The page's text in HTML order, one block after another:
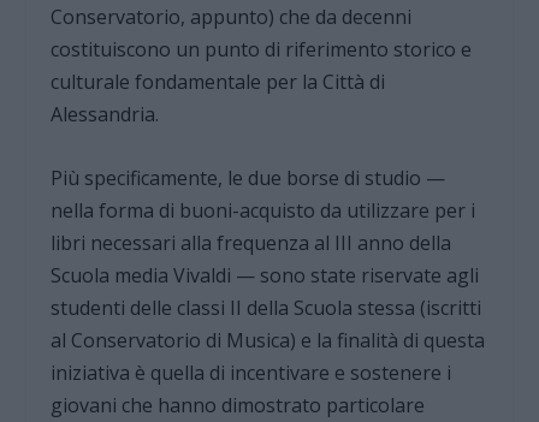
Conservatorio, appunto) che da decenni
costituiscono un punto di riferimento storico e
culturale fondamentale per la Città di
Alessandria.
Più specificamente, le due borse di studio —
nella forma di buoni-acquisto da utilizzare per i
libri necessari alla frequenza al III anno della
Scuola media Vivaldi — sono state riservate agli
studenti delle classi II della Scuola stessa (iscritti
al Conservatorio di Musica) e la finalità di questa
iniziativa è quella di incentivare e sostenere i
giovani che hanno dimostrato particolare